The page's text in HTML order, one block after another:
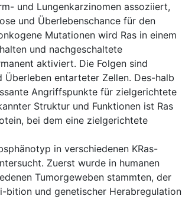
und Lungenkarzinomen assoziiert,
und Überlebenschance für den
Mutationen wird Ras in einem
und nachgeschaltete
aktiviert. Die Folgen sind
entarteter Zellen. Des-halb
Angriffspunkte für zielgerichtete
Struktur und Funktionen ist Ras
bei dem eine zielgerichtete
in verschiedenen KRas-
Zuerst wurde in humanen
Tumorgeweben stammten, der
bition und genetischer Herabregulation